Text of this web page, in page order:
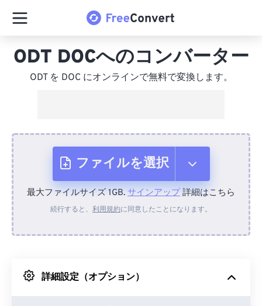
ODT DOCへのコンバーター
ODT を DOC にオンラインで無料で変換します。
ファイルを選択
デバイスから
Googleドライブから
最大ファイルサイズ 1GB. サインアップ詳細はこちら
続行すると、 利用規約に同意したことになります。
詳細設定（オプション）